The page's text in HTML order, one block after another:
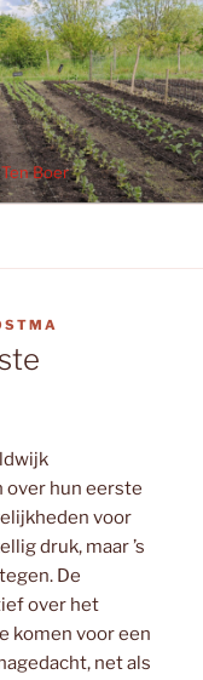
Boer
over hun eerste
voor
druk, maar ’s
De
over het
komen voor een
net als